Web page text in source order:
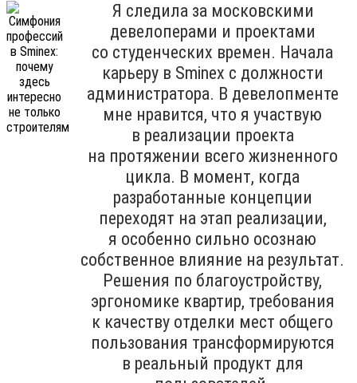
Я следила за московскими
девелоперами и проектами
со студенческих времен. Начала
карьеру в Sminex с должности
администратора. В девелопменте
мне нравится, что я участвую
в реализации проекта
на протяжении всего жизненного
цикла. В момент, когда
разработанные концепции
переходят на этап реализации,
я особенно сильно осознаю
собственное влияние на результат.
Решения по благоустройству,
эргономике квартир, требования
к качеству отделки мест общего
пользования трансформируются
в реальный продукт для